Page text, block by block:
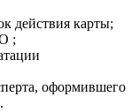
действия карты;
;
оформившего